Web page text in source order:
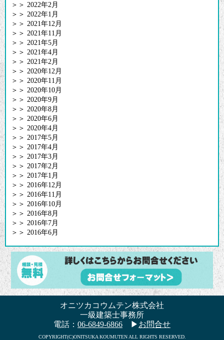
＞＞2022年2月
＞＞2022年1月
＞＞2021年12月
＞＞2021年11月
＞＞2021年5月
＞＞2021年4月
＞＞2021年2月
＞＞2020年12月
＞＞2020年11月
＞＞2020年10月
＞＞2020年9月
＞＞2020年8月
＞＞2020年6月
＞＞2020年4月
＞＞2017年5月
＞＞2017年4月
＞＞2017年3月
＞＞2017年2月
＞＞2017年1月
＞＞2016年12月
＞＞2016年11月
＞＞2016年10月
＞＞2016年8月
＞＞2016年7月
＞＞2016年6月
オニツカコウムテン株式会社
一級建築士事務所
電話： 06-6849-6866 ▶ お問合せ
COPYRIGHT(C)ONITSUKA KOUMUTEN ALL RIGHTS RESERVED.